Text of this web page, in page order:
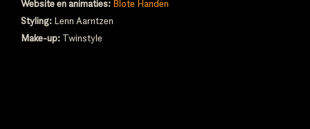
Website en animaties: Blote Handen
Styling: Lenn Aarntzen
Make-up: Twinstyle